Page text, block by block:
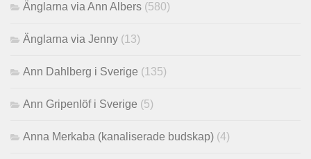
Änglarna via Ann Albers (580)
Änglarna via Jenny (13)
Ann Dahlberg i Sverige (135)
Ann Gripenlöf i Sverige (5)
Anna Merkaba (kanaliserade budskap) (4)